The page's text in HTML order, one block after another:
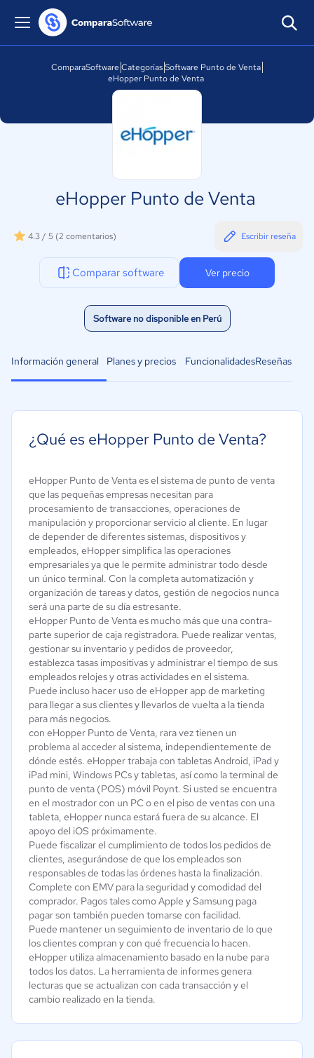
ComparaSoftware CategoríasSoftware Punto de Venta
eHopper Punto de Venta
eHopper Punto de Venta
4.3 / 5 (2 comentarios) Escribir reseña
Comparar software Ver precio
Software no disponible en Perú
Información general Planes y precios FuncionalidadesReseñas
¿Qué es eHopper Punto de Venta?
eHopper Punto de Venta es el sistema de punto de venta
que las pequeñas empresas necesitan para
procesamiento de transacciones, operaciones de
manipulación y proporcionar servicio al cliente. En lugar
de depender de diferentes sistemas, dispositivos y
empleados, eHopper simplifica las operaciones
empresariales ya que le permite administrar todo desde
un único terminal. Con la completa automatización y
organización de tareas y datos, gestión de negocios nunca
será una parte de su día estresante.
eHopper Punto de Venta es mucho más que una contra-
parte superior de caja registradora. Puede realizar ventas,
gestionar su inventario y pedidos de proveedor,
establezca tasas impositivas y administrar el tiempo de sus
empleados relojes y otras actividades en el sistema.
Puede incluso hacer uso de eHopper app de marketing
para llegar a sus clientes y llevarlos de vuelta a la tienda
para más negocios.
con eHopper Punto de Venta, rara vez tienen un
problema al acceder al sistema, independientemente de
dónde estés. eHopper trabaja con tabletas Android, iPad y
iPad mini, Windows PCs y tabletas, así como la terminal de
punto de venta (POS) móvil Poynt. Si usted se encuentra
en el mostrador con un PC o en el piso de ventas con una
tableta, eHopper nunca estará fuera de su alcance. El
apoyo del iOS próximamente.
Puede fiscalizar el cumplimiento de todos los pedidos de
clientes, asegurándose de que los empleados son
responsables de todas las órdenes hasta la finalización.
Complete con EMV para la seguridad y comodidad del
comprador. Pagos tales como Apple y Samsung paga
pagar son también pueden tomarse con facilidad.
Puede mantener un seguimiento de inventario de lo que
los clientes compran y con qué frecuencia lo hacen.
eHopper utiliza almacenamiento basado en la nube para
todos los datos. La herramienta de informes genera
lecturas que se actualizan con cada transacción y el
cambio realizado en la tienda.